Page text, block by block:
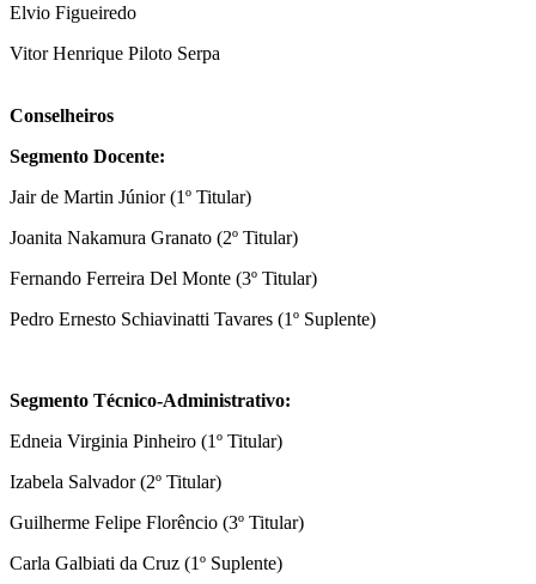
Elvio Figueiredo
Vitor Henrique Piloto Serpa
Conselheiros
Segmento Docente:
Jair de Martin Júnior (1º Titular)
Joanita Nakamura Granato (2º Titular)
Fernando Ferreira Del Monte (3º Titular)
Pedro Ernesto Schiavinatti Tavares (1º Suplente)
Segmento Técnico-Administrativo:
Edneia Virginia Pinheiro (1º Titular)
Izabela Salvador (2º Titular)
Guilherme Felipe Florêncio (3º Titular)
Carla Galbiati da Cruz (1º Suplente)